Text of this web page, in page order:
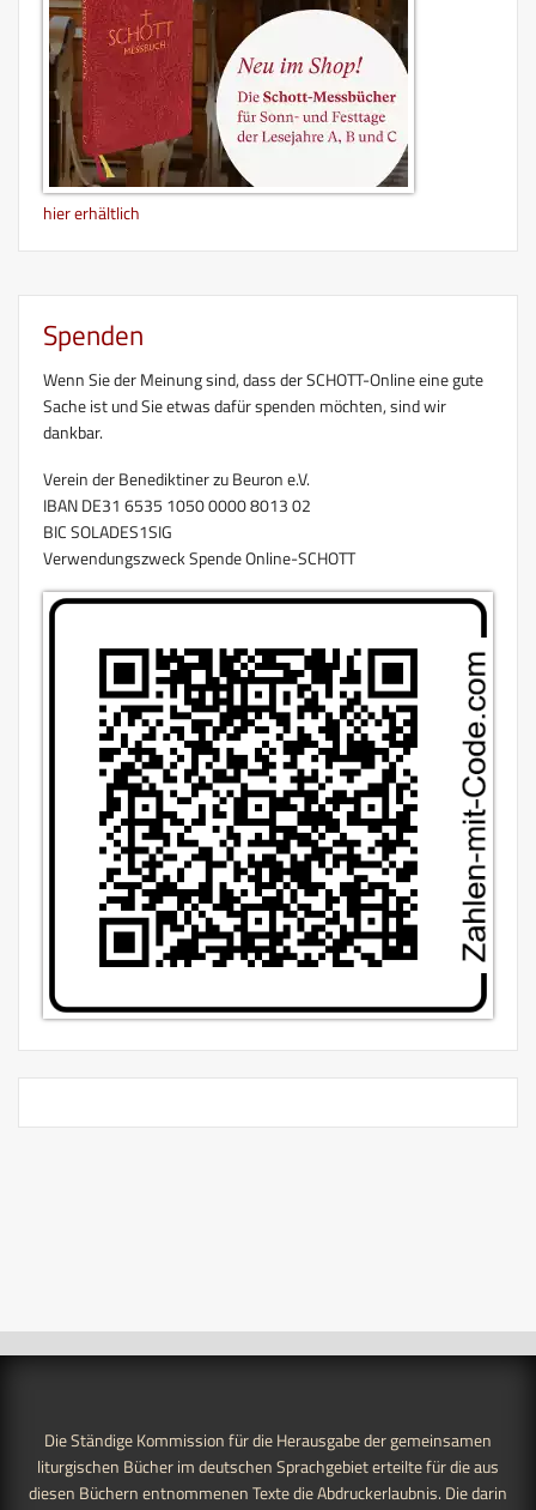
hier erhältlich
Spenden
Wenn Sie der Meinung sind, dass der SCHOTT-Online eine gute
Sache ist und Sie etwas dafür spenden möchten, sind wir
dankbar.
Verein der Benediktiner zu Beuron e.V.
IBAN DE31 6535 1050 0000 8013 02
BIC SOLADES1SIG
Verwendungszweck Spende Online-SCHOTT
Die Ständige Kommission für die Herausgabe der gemeinsamen
liturgischen Bücher im deutschen Sprachgebiet erteilte für die aus
diesen Büchern entnommenen Texte die Abdruckerlaubnis. Die darin